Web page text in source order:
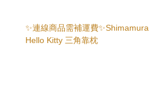
✨連線商品需補運費✨Shimamura
Hello Kitty 三角靠枕